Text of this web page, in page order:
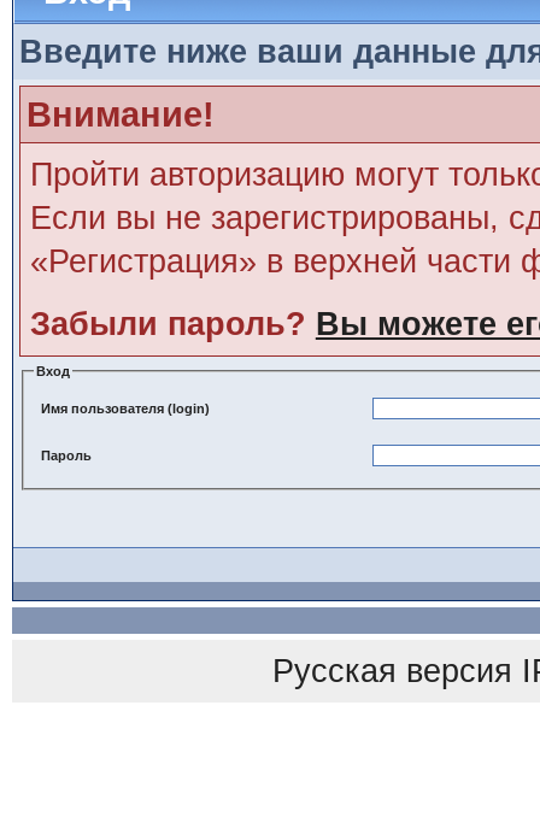
Введите ниже ваши данные
Внимание!
Пройти авторизацию могут
Если вы не зарегистрированы,
«Регистрация» в верхней части
Забыли пароль? Вы можете
Вход
Имя пользователя (login)
Пароль
Русская версия